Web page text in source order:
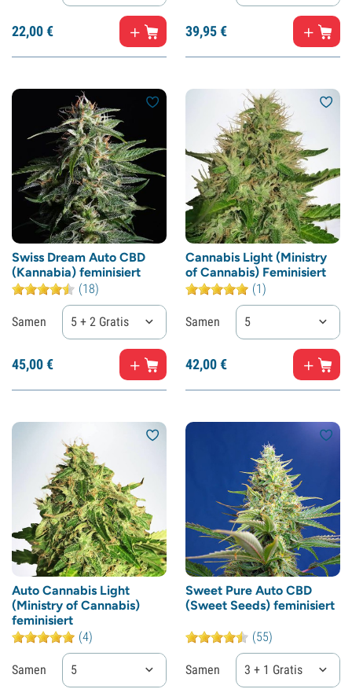
22,00€ 39,95€
Swiss Dream Auto CBD
(Kannabia) feminisiert
(18)
Samen 5 + 2 Gratis
45,00€
Cannabis Light (Ministry
of Cannabis) Feminisiert
(1)
Samen 5
42,00€
Auto Cannabis Light
(Ministry of Cannabis)
feminisiert
(4)
Samen 5
Sweet Pure Auto CBD
(Sweet Seeds) feminisiert
(55)
Samen 3 + 1 Gratis